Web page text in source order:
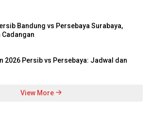
Bandung vs Persebaya Surabaya,
Cadangan
2026 Persib vs Persebaya: Jadwal dan
View More